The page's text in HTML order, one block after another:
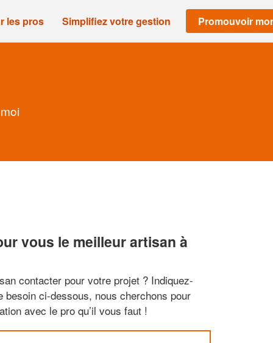
les pros Simplifiez votre gestion Promouvoir
vous le meilleur artisan à
contacter pour votre projet ? Indiquez-
besoin ci-dessous, nous cherchons pour
avec le pro qu’il vous faut !